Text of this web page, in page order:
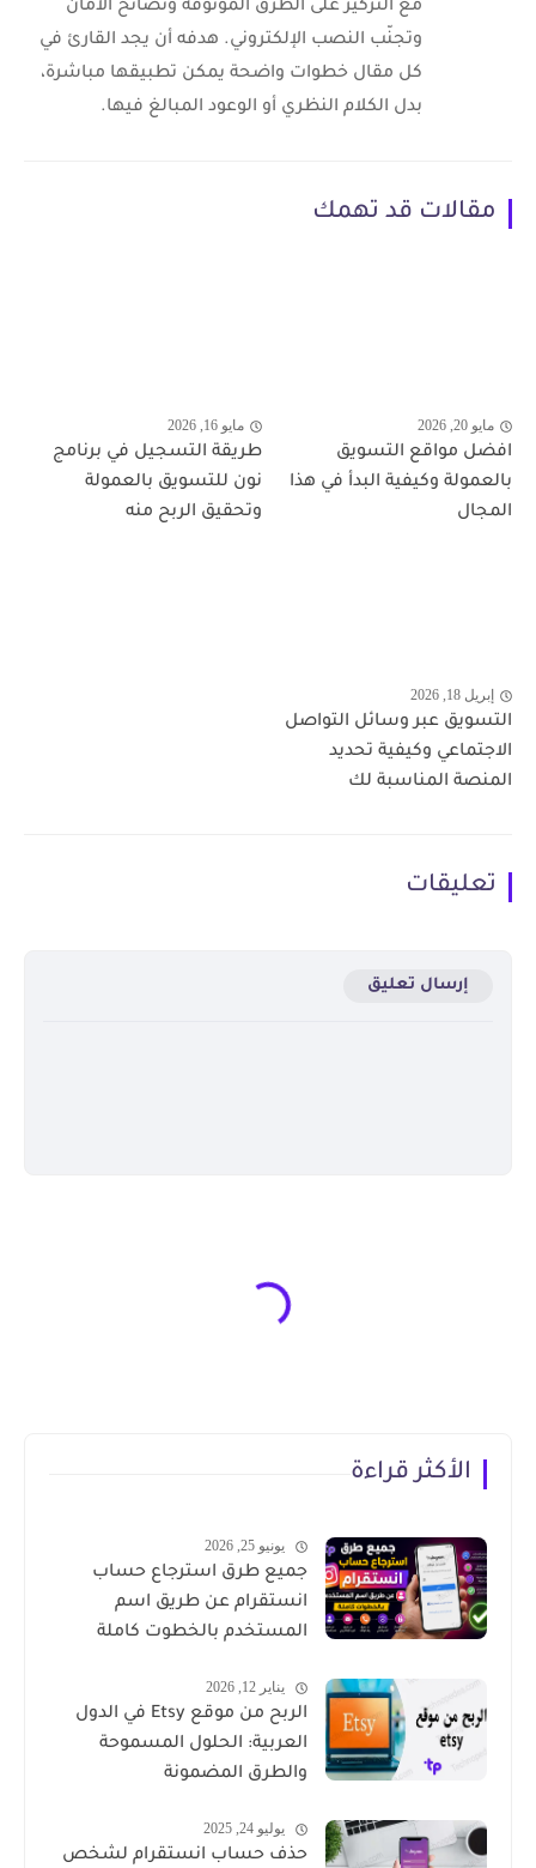
مع التركيز على الطرق الموثوقة ونصائح الأمان
وتجنّب النصب الإلكتروني. هدفه أن يجد القارئ في
كل مقال خطوات واضحة يمكن تطبيقها مباشرة،
بدل الكلام النظري أو الوعود المبالغ فيها.
مقالات قد تهمك
مايو 20, 2026
افضل مواقع التسويق
بالعمولة وكيفية البدأ في هذا
المجال
مايو 16, 2026
طريقة التسجيل في برنامج
نون للتسويق بالعمولة
وتحقيق الربح منه
إبريل 18, 2026
التسويق عبر وسائل التواصل
الاجتماعي وكيفية تحديد
المنصة المناسبة لك
تعليقات
إرسال تعليق
الأكثر قراءة
يونيو 25, 2026
جميع طرق استرجاع حساب
انستقرام عن طريق اسم
المستخدم بالخطوت كاملة
يناير 12, 2026
الربح من موقع Etsy في الدول
العربية: الحلول المسموحة
والطرق المضمونة
يوليو 24, 2025
حذف حساب انستقرام لشخص